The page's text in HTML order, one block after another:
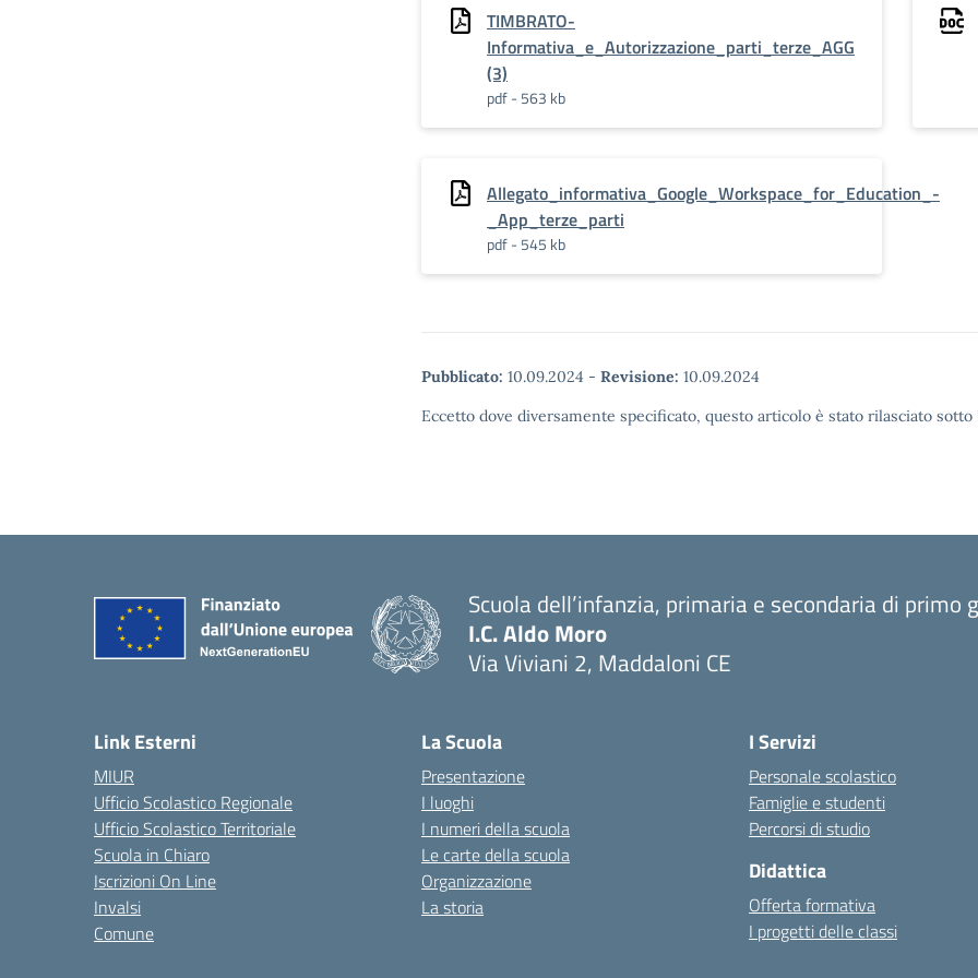
TIMBRATO-
Informativa_e_Autorizzazione_parti_terze_AGG
(3)
pdf - 563 kb
Allegato_informativa_Google_Workspace_for_Education_-
_App_terze_parti
pdf - 545 kb
Pubblicato: 10.09.2024 - Revisione: 10.09.2024
Eccetto dove diversamente specificato, questo articolo è stato rilasciato
Scuola dell’infanzia, primaria e secondaria di primo
I.C. Aldo Moro
Via Viviani 2, Maddaloni CE
Link Esterni
MIUR
Ufficio Scolastico Regionale
Ufficio Scolastico Territoriale
Scuola in Chiaro
Iscrizioni On Line
Invalsi
Comune
La Scuola
Presentazione
I luoghi
I numeri della scuola
Le carte della scuola
Organizzazione
La storia
I Servizi
Personale scolastico
Famiglie e studenti
Percorsi di studio
Didattica
Offerta formativa
I progetti delle classi